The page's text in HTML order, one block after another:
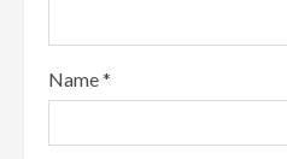
Name*